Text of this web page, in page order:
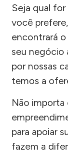
Seja qual
você
encontrará
seu negócio
por nossas
temos a
Não importa
para apoiar
fazem a